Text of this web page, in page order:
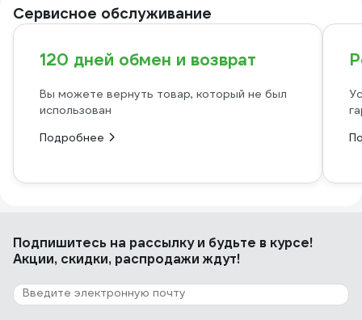
Сервисное обслуживание
120 дней обмен и возврат
Вы можете вернуть товар, который не был
использован
Подробнее
Подпишитесь на рассылкуи будьте в курсе!
Акции, скидки, распродажи ждут!